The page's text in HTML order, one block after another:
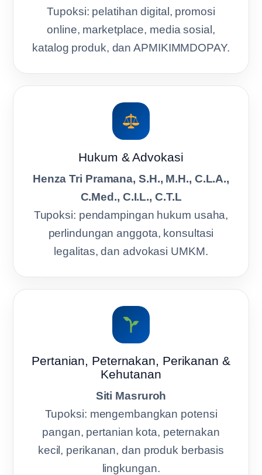
Tupoksi: pelatihan digital, promosi
online, marketplace, media sosial,
katalog produk, dan APMIKIMMDOPAY.
Hukum & Advokasi
Henza Tri Pramana, S.H., M.H., C.L.A.,
C.Med., C.I.L., C.T.L
Tupoksi: pendampingan hukum usaha,
perlindungan anggota, konsultasi
legalitas, dan advokasi UMKM.
Pertanian, Peternakan, Perikanan &
Kehutanan
Siti Masruroh
Tupoksi: mengembangkan potensi
pangan, pertanian kota, peternakan
kecil, perikanan, dan produk berbasis
lingkungan.